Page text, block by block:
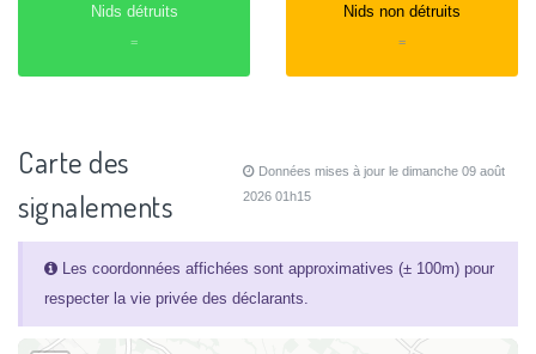
Nids détruits
=
Nids non détruits
=
Carte des
signalements
Données mises à jour le dimanche 09 août
2026 01h15
Les coordonnées affichées sont approximatives (± 100m) pour
respecter la vie privée des déclarants.